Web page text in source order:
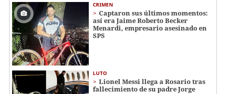
CRIMEN
Captaron sus últimos momentos:
así era Jaime Roberto Becker
Menardi​​​, empresario asesinado en
SPS
LUTO
Lionel Messi llega a Rosario tras
fallecimiento de su padre Jorge